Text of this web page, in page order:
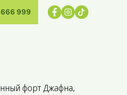
666 999
форт Джафна,